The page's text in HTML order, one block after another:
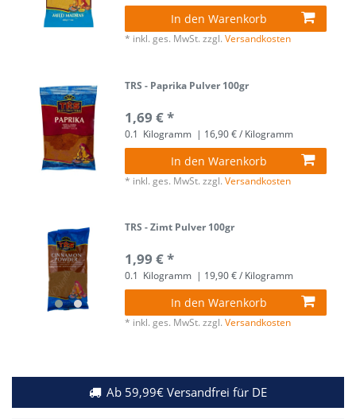
In den Warenkorb
* inkl. ges. MwSt. zzgl.Versandkosten
TRS - Paprika Pulver 100gr
1,69 € *
0.1 Kilogramm | 16,90 € / Kilogramm
In den Warenkorb
* inkl. ges. MwSt. zzgl.Versandkosten
TRS - Zimt Pulver 100gr
1,99 € *
0.1 Kilogramm | 19,90 € / Kilogramm
In den Warenkorb
* inkl. ges. MwSt. zzgl.Versandkosten
Ab 59,99€ Versandfrei für DE